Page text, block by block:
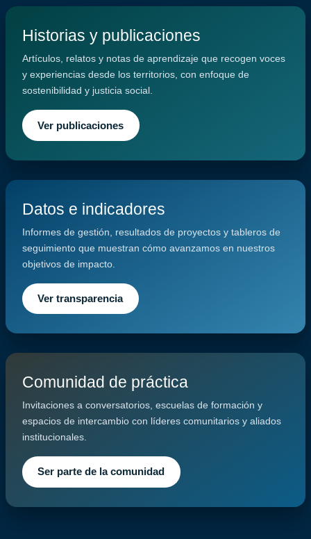
Historias y publicaciones
Artículos, relatos y notas de aprendizaje que recogen voces
y experiencias desde los territorios, con enfoque de
sostenibilidad y justicia social.
Ver publicaciones
Datos e indicadores
Informes de gestión, resultados de proyectos y tableros de
seguimiento que muestran cómo avanzamos en nuestros
objetivos de impacto.
Ver transparencia
Comunidad de práctica
Invitaciones a conversatorios, escuelas de formación y
espacios de intercambio con líderes comunitarios y aliados
institucionales.
Ser parte de la comunidad